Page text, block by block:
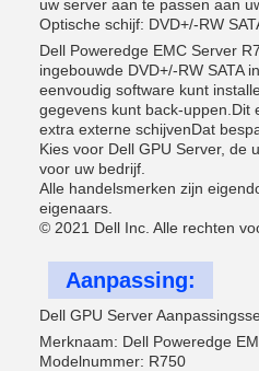
uw server aan te passen aan
Optische schijf: DVD+/-RW
Dell Poweredge EMC Server
ingebouwde DVD+/-RW SATA
eenvoudig software kunt
gegevens kunt back-uppen.Dit
extra externe schijvenDat
Kies voor Dell GPU Server, de
voor uw bedrijf.
Alle handelsmerken zijn
eigenaars.
© 2021 Dell Inc. Alle rechten
Aanpassing:
Dell GPU Server
Merknaam: Dell Poweredge
Modelnummer: R750